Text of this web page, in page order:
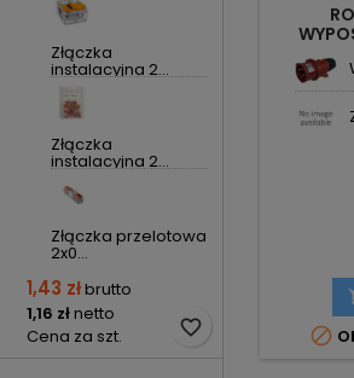
Złączka
instalacyjna 2...
Złączka
instalacyjna 2...
Złączka przelotowa
2x0...
1,43 złbrutto
1,16 złnetto
Cena za szt.
favorite_border
32A/
